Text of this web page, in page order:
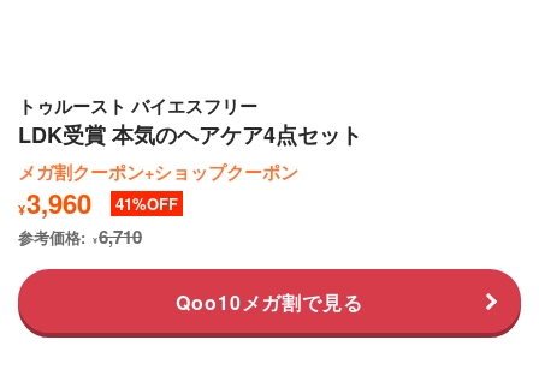
トゥルースト バイエスフリー
LDK受賞 本気のヘアケア4点セット
メガ割クーポン+ショップクーポン
¥3,960
41
参考価格:
¥6,710
Qoo10メガ割で見る